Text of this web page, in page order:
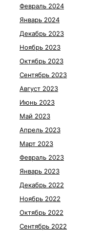
Февраль 2024
Январь 2024
Декабрь 2023
Ноябрь 2023
Октябрь 2023
Сентябрь 2023
Август 2023
Июнь 2023
Май 2023
Апрель 2023
Март 2023
Февраль 2023
Январь 2023
Декабрь 2022
Ноябрь 2022
Октябрь 2022
Сентябрь 2022